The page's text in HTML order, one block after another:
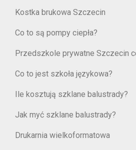
Kostka brukowa Szczecin
Co to są pompy ciepła?
Przedszkole prywatne Szczecin
Co to jest szkoła językowa?
Ile kosztują szklane balustrady?
Jak myć szklane balustrady?
Drukarnia wielkoformatowa